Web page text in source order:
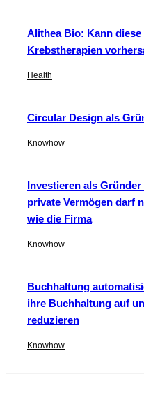
Alithea Bio: Kann
Krebstherapien
Health
Circular Design als
Knowhow
Investieren als
private Vermögen darf
wie die Firma
Knowhow
Buchhaltung
ihre Buchhaltung auf
reduzieren
Knowhow